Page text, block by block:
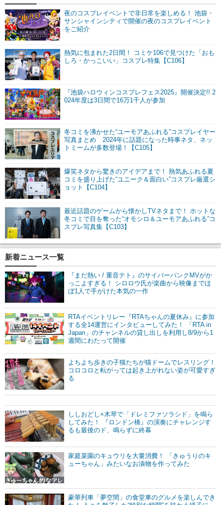
夜のコスプレイベントで非日常を楽しめる！ 池袋・
サンシャインシティで開催の夜のコスプレイベント
をご紹介
熱気に包まれた2日間！ コミケ106で見つけた「おも
しろ・かっこいい」コスプレ特集【C106】
『池袋ハロウィンコスプレフェス2025』開催決定!! 2
024年度は3日間で16万1千人が参加
冬コミを沸かせた“ユーモアあふれる”コスプレイヤー
写真まとめ 2024年に話題になった時事ネタ、ネッ
トミームが多数登場！【C105】
爆笑ネタから驚きのアイデアまで！ 熱気あふれる夏
コミを盛り上げた“ユニーク＆面白い”コスプレ厳選シ
ョット【C104】
最近話題のゲームから懐かしTVネタまで！ ホットな
冬コミで目を奪った“オモシロ＆ユーモアあふれる”コ
スプレ写真集【C103】
新着ニュース一覧
『まだ熱い / 重音テト』のサイバーパンクMVがか
っこよすぎる！ シロロウ氏が楽曲から映像までほ
ぼ1人で手がけた本気の一作
RTAイベントリレー『RTAちゃんの夏休み』に参加
する全14運営にインタビューしてみた！ 「RTA in
Japan」のチャンネルの貸し出しを利用し8/9から1
週間にわたって開催
よちよち歩きの子猫たちが猫ドームでレスリング！
コロコロと転がっては起き上がれない姿が可愛すぎ
る
ししおどし×木琴で「ドレミファソラシド」を鳴ら
してみた！ 『ロンドン橋』の演奏にチャレンジす
るも最後のド、鳴らずに終幕
家庭菜園のキュウリを大量消費！ 「きゅうりのキ
ューちゃん」みたいなお漬物を作ってみた
豪華列車「夢空間」の食堂車のグルメを楽しんでき